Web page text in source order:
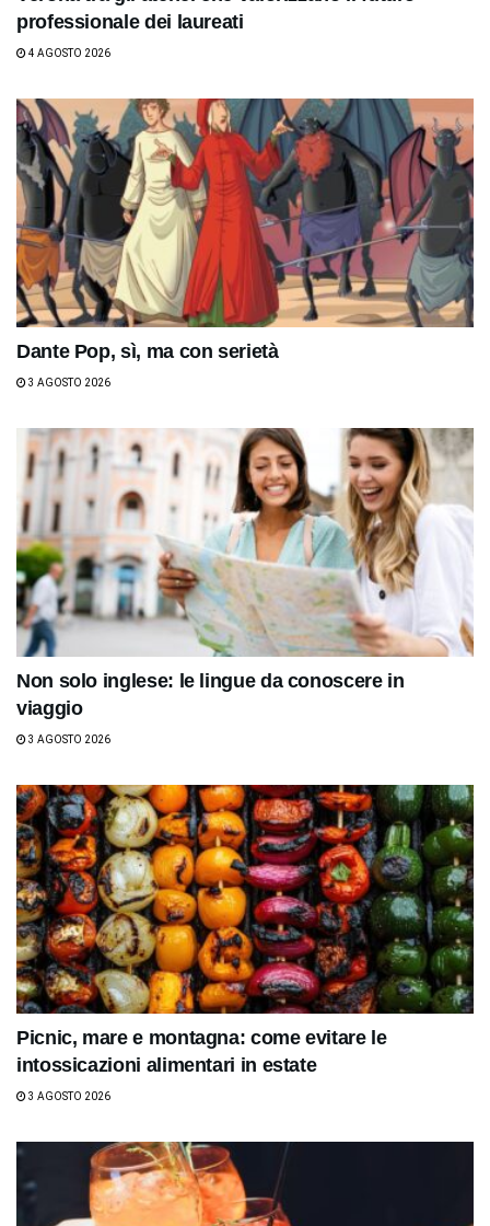
professionale dei laureati
4 AGOSTO 2026
Dante Pop, sì, ma con serietà
3 AGOSTO 2026
Non solo inglese: le lingue da conoscere in
viaggio
3 AGOSTO 2026
Picnic, mare e montagna: come evitare le
intossicazioni alimentari in estate
3 AGOSTO 2026